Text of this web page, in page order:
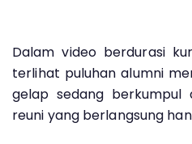
Dalam video berdurasi
terlihat puluhan alumni
gelap sedang berkumpul
reuni yang berlangsung